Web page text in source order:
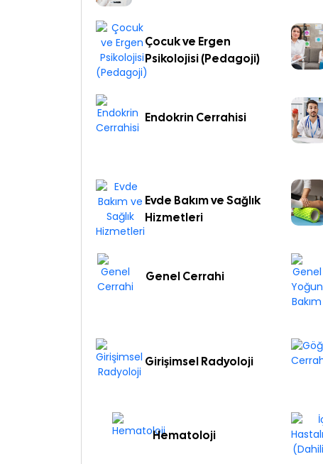
Çocuk ve Ergen
Psikolojisi (Pedagoji)
Endokrin Cerrahisi
Evde Bakım ve Sağlık
Hizmetleri
Genel Cerrahi
Girişimsel Radyoloji
Hematoloji